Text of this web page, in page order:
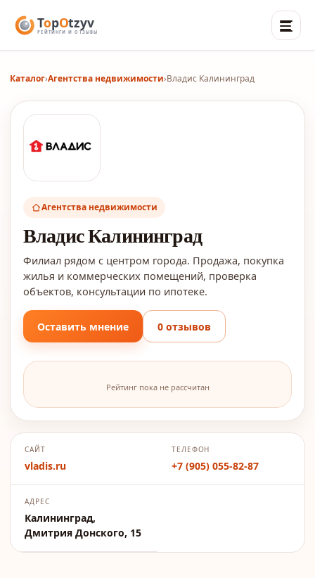
Каталог›Агентства недвижимости›Владис Калининград
Агентства недвижимости
Владис Калининград
Филиал рядом с центром города. Продажа, покупка
жилья и коммерческих помещений, проверка
объектов, консультации по ипотеке.
Оставить мнение 0 отзывов
Рейтинг пока не рассчитан
САЙТ
vladis.ru
ТЕЛЕФОН
+7 (905) 055-82-87
АДРЕС
Калининград,
Дмитрия Донского, 15